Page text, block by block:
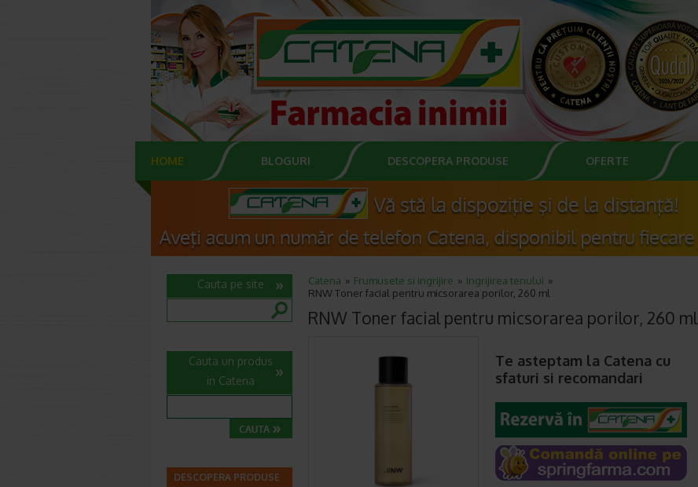
HOME BLOGURI DESCOPERA PRODUSE OFERTE
Catena Frumusete si ingrijire
Ingrijirea tenului
RNW Toner facial pentru micsorarea porilor, 260 ml
RNW Toner facial pentru micsorarea porilor, 260 ml
Te asteptam la Catena cu
sfaturi si recomandari
Cauta pe site
Cauta un produs
in Catena
DESCOPERA PRODUSE